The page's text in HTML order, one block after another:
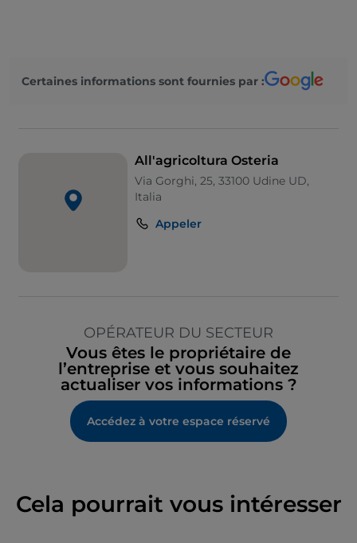
Certaines informations sont fournies par :
All'agricoltura Osteria
Via Gorghi, 25, 33100 Udine UD,
Italia
Appeler
OPÉRATEUR DU SECTEUR
Vous êtes le propriétaire de
l’entreprise et vous souhaitez
actualiser vos informations ?
Accédez à votre espace réservé
Cela pourrait vous intéresser